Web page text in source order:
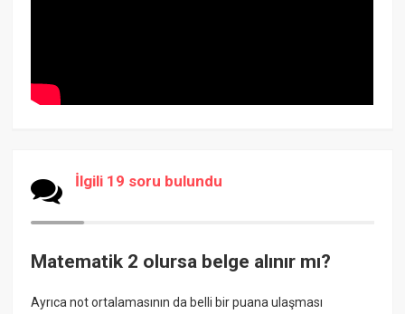
İlgili 19 soru bulundu
Matematik 2 olursa belge alınır mı?
Ayrıca not ortalamasının da belli bir puana ulaşması